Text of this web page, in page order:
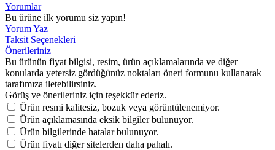
Yorumlar
Bu ürüne ilk yorumu siz yapın!
Yorum Yaz
Taksit Seçenekleri
Önerileriniz
Bu ürünün fiyat bilgisi, resim, ürün açıklamalarında ve diğer
konularda yetersiz gördüğünüz noktaları öneri formunu kullanarak
tarafımıza iletebilirsiniz.
Görüş ve önerileriniz için teşekkür ederiz.
Ürün resmi kalitesiz, bozuk veya görüntülenemiyor.
Ürün açıklamasında eksik bilgiler bulunuyor.
Ürün bilgilerinde hatalar bulunuyor.
Ürün fiyatı diğer sitelerden daha pahalı.